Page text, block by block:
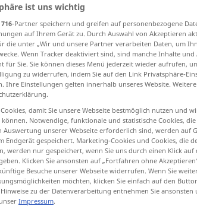
ungelegen
ist uns wichtig
716-Partner speichern und greifen auf personenbezogene
auf Ihrem Gerät zu. Durch Auswahl von Akzeptieren
die unter „Wir und unsere Partner verarbeiten Daten, um
Wenn Tracker deaktiviert sind, sind manche Inhalte
für Sie. Sie können dieses Menü jederzeit wieder aufrufen,
zu widerrufen, indem Sie auf den Link Privatsphäre-
Ihre Einstellungen gelten innerhalb unseres Website.
damit Sie unsere Webseite bestmöglich nutzen und
Notwendige, funktionale und statistische Cookies,
Auswertung unserer Webseite erforderlich sind, werden auf
Endgerät gespeichert. Marketing-Cookies und Cookies, die
werden nur gespeichert, wenn Sie uns durch einen Klick
Klicken Sie ansonsten auf „Fortfahren ohne
Besuche unserer Webseite widerrufen. Wenn Sie
möchten, klicken Sie einfach auf den
zu der Datenverarbeitung entnehmen Sie ansonsten
Impressum.